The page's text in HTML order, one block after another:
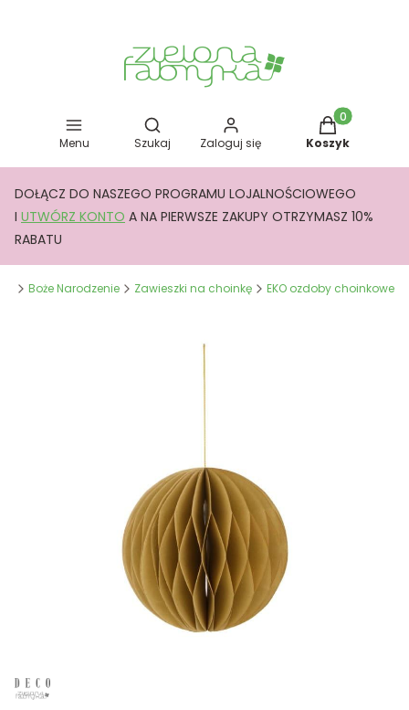
Menu
Otwórz wyszukiwarkę
Szukaj Zaloguj się
Produkty w
Koszyk
DOŁĄCZ DO NASZEGO PROGRAMU LOJALNOŚCIOWEGO
I UTWÓRZ KONTO A NA PIERWSZE ZAKUPY OTRZYMASZ 10%
RABATU
Boże Narodzenie Zawieszki na choinkę EKO ozdoby choinkowe